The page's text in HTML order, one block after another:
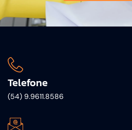
Telefone
(54) 9.9611.8586